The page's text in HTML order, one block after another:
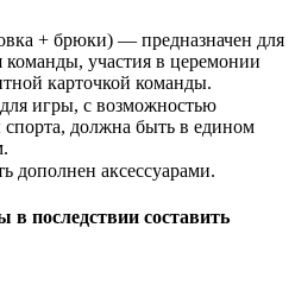
+ брюки) — предназначен для
команды, участия в церемонии
карточкой команды.
игры, с возможностью
должна быть в едином
дополнен аксессуарами.
в последствии составить